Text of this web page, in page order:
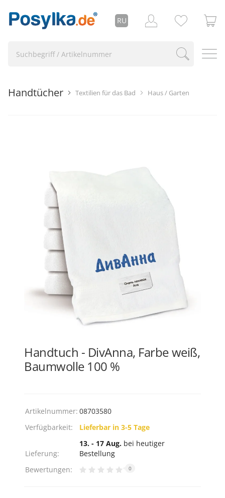
RU
Haus / Garten
Textilien für das Bad
Handtücher
Handtuch - DivAnna, Farbe weiß,
Baumwolle 100 %
Artikelnummer: 08703580
Verfügbarkeit:
Lieferbar in 3-5 Tage
Lieferung:
13. - 17 Aug. bei heutiger
Bestellung
Bewertungen:
0